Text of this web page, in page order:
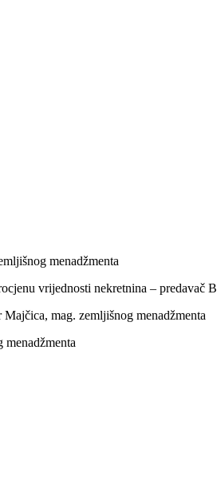
menadžmenta
vrijednosti nekretnina – predavač
mag. zemljišnog menadžmenta
menadžmenta